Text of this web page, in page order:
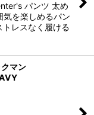
パンツ 太め
気を楽しめるパン
レスなく履ける
マン